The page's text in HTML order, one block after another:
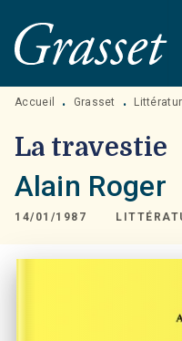
MENU
PIED DE PAGE
Accueil • Grasset •
La travestie
Alain Roger
14/01/1987